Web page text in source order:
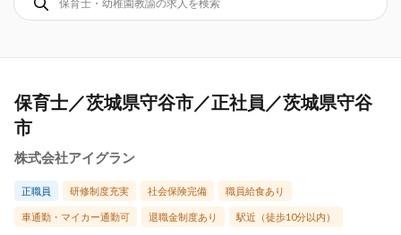
保育士／茨城県守谷市／正社員／茨城県守谷
市
株式会社アイグラン
正職員 研修制度充実 社会保険完備 職員給食あり
車通勤・マイカー通勤可 退職金制度あり 駅近（徒歩10分以内）